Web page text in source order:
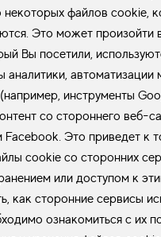
некоторых файлов cookie,
Это может произойти
Вы посетили,
аналитики, автоматизации
инструменты
со стороннего веб-
Facebook. Это приведет к
cookie со сторонних
или доступом к
как сторонние сервисы
ознакомиться с их